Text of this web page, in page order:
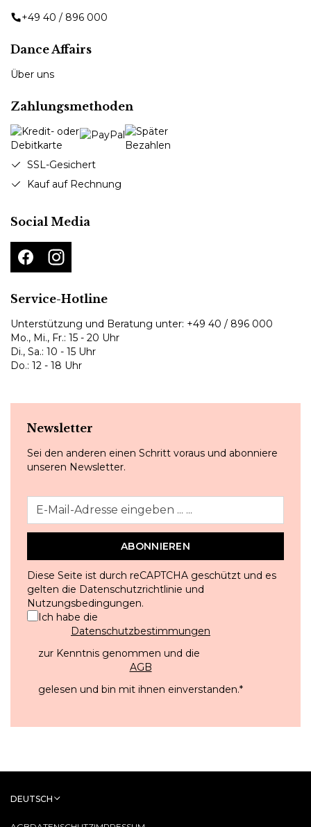
+49 40 / 896 000
Dance Affairs
Über uns
Zahlungsmethoden
SSL-Gesichert
Kauf auf Rechnung
Social Media
Service-Hotline
Unterstützung und Beratung unter: +49 40 / 896 000
Mo., Mi., Fr.: 15 - 20 Uhr
Di., Sa.: 10 - 15 Uhr
Do.: 12 - 18 Uhr
Newsletter
Sei den anderen einen Schritt voraus und abonniere
unseren Newsletter.
ABONNIEREN
Diese Seite ist durch reCAPTCHA geschützt und es
gelten die Datenschutzrichtlinie und
Nutzungsbedingungen.
Ich habe die
Datenschutzbestimmungen
zur Kenntnis genommen und die
AGB
gelesen und bin mit ihnen einverstanden.*
DEUTSCH